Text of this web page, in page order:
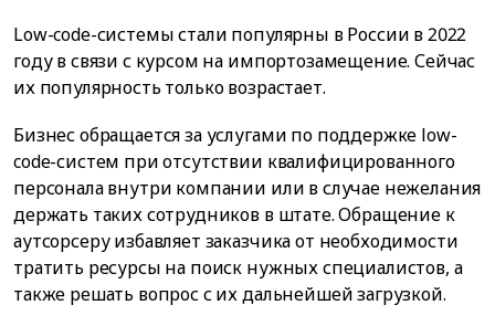
Low-code-системы стали популярны в России в 2022
году в связи с курсом на импортозамещение. Сейчас
их популярность только возрастает.
Бизнес обращается за услугами по поддержке low-
code-систем при отсутствии квалифицированного
персонала внутри компании или в случае нежелания
держать таких сотрудников в штате. Обращение к
аутсорсеру избавляет заказчика от необходимости
тратить ресурсы на поиск нужных специалистов, а
также решать вопрос с их дальнейшей загрузкой.